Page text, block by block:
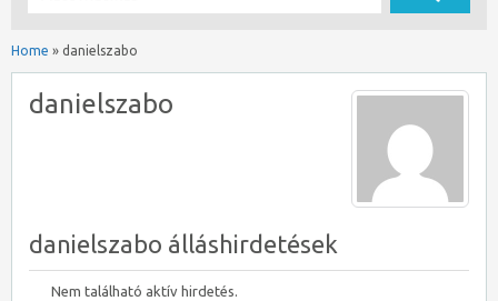
Home » danielszabo
danielszabo
danielszabo álláshirdetések
Nem található aktív hirdetés.